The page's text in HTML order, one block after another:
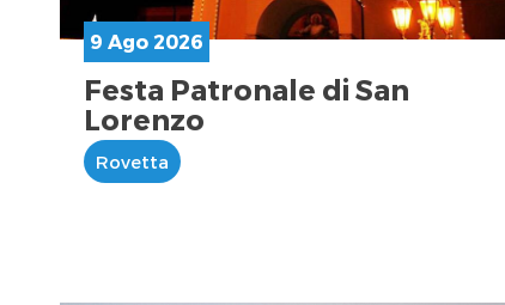
9 Ago 2026
Festa Patronale di San
Lorenzo
Rovetta